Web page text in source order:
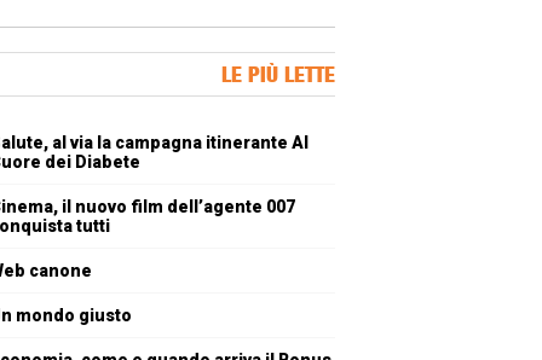
LE PIÙ LETTE
al via la campagna itinerante Al
dei Diabete
il nuovo film dell’agente 007
tutti
canone
mondo giusto